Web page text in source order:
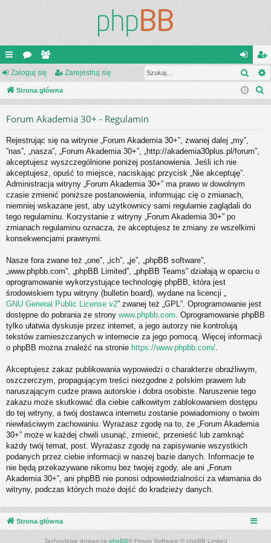
ię
ce
or
a
ży
tk
ni
cy
al
og
ę
ar
ej
Zaloguj się Zarejestruj się
Strona główna
Forum Akademia 30+ - Regulamin
Rejestrując się na witrynie „Forum Akademia 30+”, zwanej dalej „my”,
”nas”, „nasza”, „Forum Akademia 30+”, „http://akademia30plus.pl/forum”,
akceptujesz wyszczególnione poniżej postanowienia. Jeśli ich nie
akceptujesz, opuść to miejsce, naciskając przycisk „Nie akceptuję”.
Administracja witryny „Forum Akademia 30+” ma prawo w dowolnym
czasie zmienić poniższe postanowienia, informując cię o zmianach,
niemniej wskazane jest, aby użytkownicy sami regularnie zaglądali do
tego regulaminu. Korzystanie z witryny „Forum Akademia 30+” po
zmianach regulaminu oznacza, że akceptujesz te zmiany ze wszelkimi
konsekwencjami prawnymi.
Nasze fora zwane też „one”, „ich”, „je”, „phpBB software”,
„www.phpbb.com”, „phpBB Limited”, „phpBB Teams” działają w oparciu o
oprogramowanie wykorzystujące technologię phpBB, która jest
środowiskiem typu witryny (bulletin board), wydane na licencji „
GNU General Public License v2” zwanej też „GPL”. Oprogramowanie jest
dostępne do pobrania ze strony www.phpbb.com . Oprogramowanie phpBB
tylko ułatwia dyskusje przez internet, a jego autorzy nie kontrolują
tekstów zamieszczanych w internecie za jego pomocą. Więcej informacji
o phpBB można znaleźć na stronie https://www.phpbb.com/
Akceptujesz zakaz publikowania wypowiedzi o charakterze obraźliwym,
oszczerczym, propagującym treści niezgodne z polskim prawem lub
naruszającym cudze prawa autorskie i dobra osobiste. Naruszenie tego
zakazu może skutkować dla ciebie całkowitym zablokowaniem dostępu
do tej witryny, a twój dostawca internetu zostanie powiadomiony o twoim
niewłaściwym zachowaniu. Wyrażasz zgodę na to, że „Forum Akademia
30+” może w każdej chwili usunąć, zmienić, przenieść lub zamknąć
każdy twój temat, post. Wyrażasz zgodę na zapisywanie wszystkich
podanych przez ciebie informacji w naszej bazie danych. Informacje te
nie będą przekazywane nikomu bez twojej zgody, ale ani „Forum
Akademia 30+”, ani phpBB nie ponosi odpowiedzialności za włamania do
witryny, podczas których może dojść do kradzieży danych.
Strona główna
Technologię dostarcza phpBB® Forum Software © phpBB Limited